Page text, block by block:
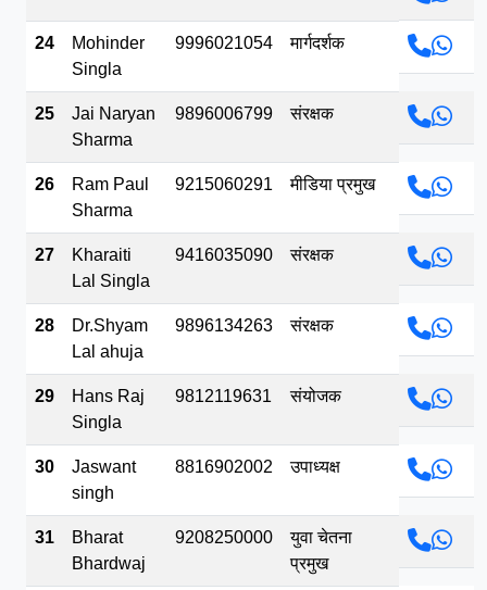
24
Mohinder
Singla
9996021054 मार्गदर्शक
25
Jai Naryan
Sharma
9896006799 संरक्षक
26
Ram Paul
Sharma
9215060291 मीडिया प्रमुख
27
Kharaiti
Lal Singla
9416035090 संरक्षक
28
Dr.Shyam
Lal ahuja
9896134263 संरक्षक
29
Hans Raj
Singla
9812119631 संयोजक
30
Jaswant
singh
8816902002 उपाध्यक्ष
31
Bharat
Bhardwaj
9208250000
युवा चेतना
प्रमुख